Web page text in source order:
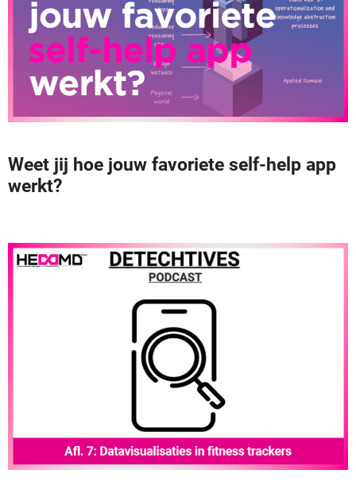
Weet jij hoe jouw favoriete self-help app
werkt?